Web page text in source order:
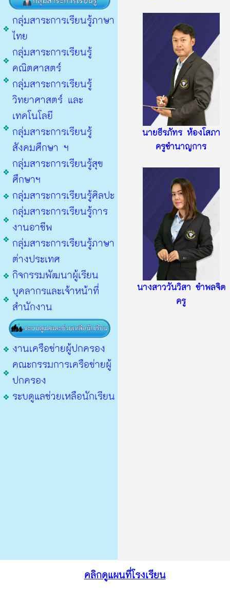
คลิกดูแผนที่โรงเรียน
นายธีรภัทร ห้องโสภา
ครูชำนาญการ
นางสาววันวิสา ขำพลจิต
ครู
กลุ่มสาระการเรียนรู้ภาษา
ไทย
กลุ่มสาระการเรียนรู้
คณิตศาสตร
กลุ่มสาระการเรียนรู้
วิทยาศาสตร์ และ
เทคโนโลยี
กลุ่มสาระการเรียนรู้
สังคมศึกษา ฯ
กลุ่มสาระการเรียนรู้สุข
ศึกษาฯ
กลุ่มสาระการเรียนรู้ศิลปะ
กลุ่มสาระการเรียนรู้การ
งานอาชีพ
กลุ่มสาระการเรียนรู้ภาษา
ต่างประเทศ
กิจกรรมพัฒนาผู้เรียน
บุคลากรและเจ้าหน้าที่
สำนักงาน
งานเครือข่ายผู้ปกครอง
คณะกรรมการเครือข่ายผู้
ปกครอง
ระบดูแลช่วยเหลือนักเรียน